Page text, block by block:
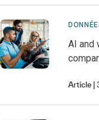
AI and
Article